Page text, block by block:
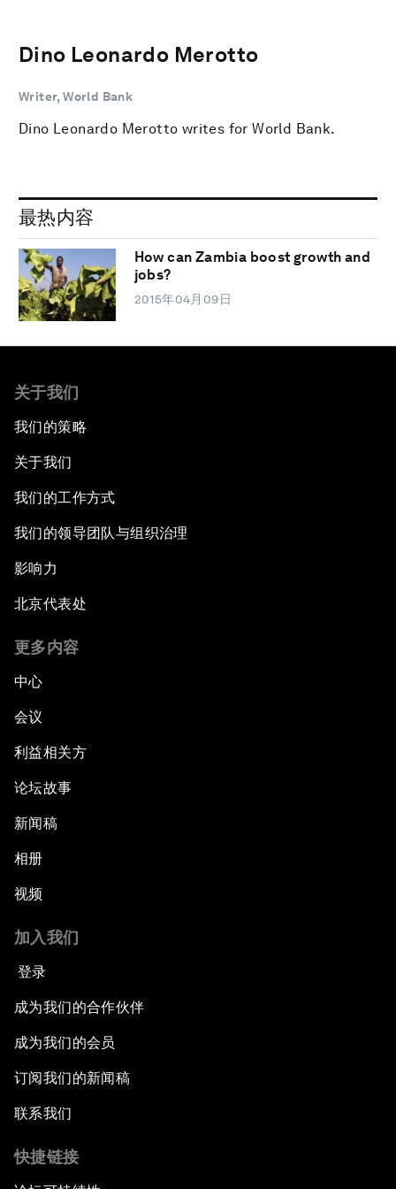
Dino Leonardo Merotto
Writer, World Bank
Dino Leonardo Merotto writes for World Bank.
最热内容
How can Zambia boost growth and
jobs?
2015年04月09日
关于我们
我们的策略
关于我们
我们的工作方式
我们的领导团队与组织治理
影响力
北京代表处
更多内容
中心
会议
利益相关方
论坛故事
新闻稿
相册
视频
加入我们
登录
成为我们的合作伙伴
成为我们的会员
订阅我们的新闻稿
联系我们
快捷链接